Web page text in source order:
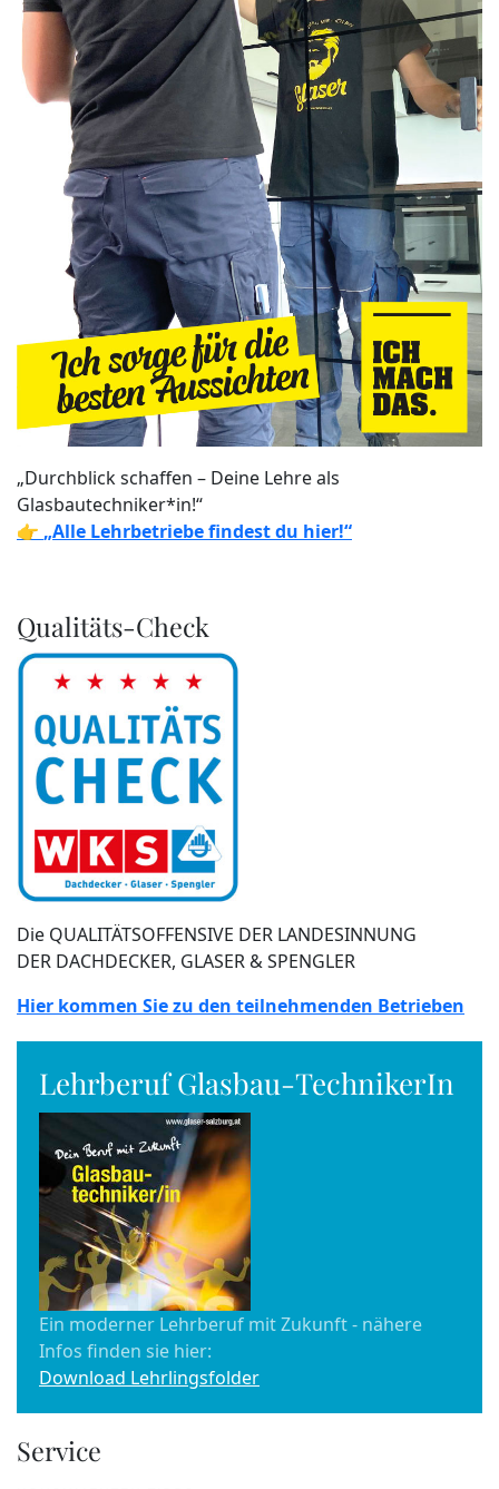
„Durchblick schaffen – Deine Lehre als
Glasbautechniker*in!“
👉 „Alle Lehrbetriebe findest du hier!“
Qualitäts-Check
Die QUALITÄTSOFFENSIVE DER LANDESINNUNG
DER DACHDECKER, GLASER & SPENGLER
Hier kommen Sie zu den teilnehmenden Betrieben
Lehrberuf Glasbau-TechnikerIn
Ein moderner Lehrberuf mit Zukunft - nähere
Infos finden sie hier:
Download Lehrlingsfolder
Service